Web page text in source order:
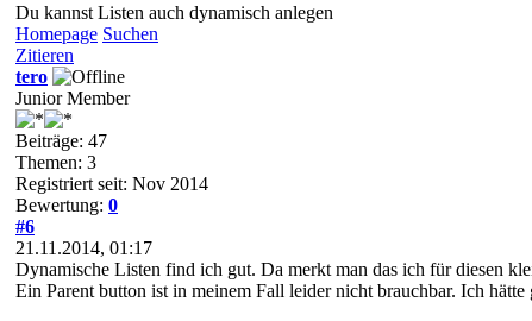
Du kannst Listen auch dynamisch anlegen
Homepage Suchen
Zitieren
tero
Junior Member
Beiträge: 47
Themen: 3
Registriert seit: Nov 2014
Bewertung: 0
#6
21.11.2014, 01:17
Dynamische Listen find ich gut. Da merkt man das ich für diesen
Ein Parent button ist in meinem Fall leider nicht brauchbar. Ich